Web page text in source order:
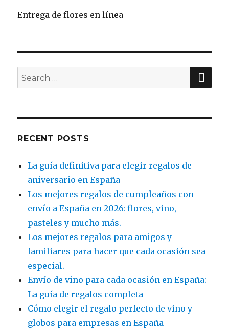
Entrega de flores en línea
Search
for:
RECENT POSTS
La guía definitiva para elegir regalos de
aniversario en España
Los mejores regalos de cumpleaños con
envío a España en 2026: flores, vino,
pasteles y mucho más.
Los mejores regalos para amigos y
familiares para hacer que cada ocasión sea
especial.
Envío de vino para cada ocasión en España:
La guía de regalos completa
Cómo elegir el regalo perfecto de vino y
globos para empresas en España